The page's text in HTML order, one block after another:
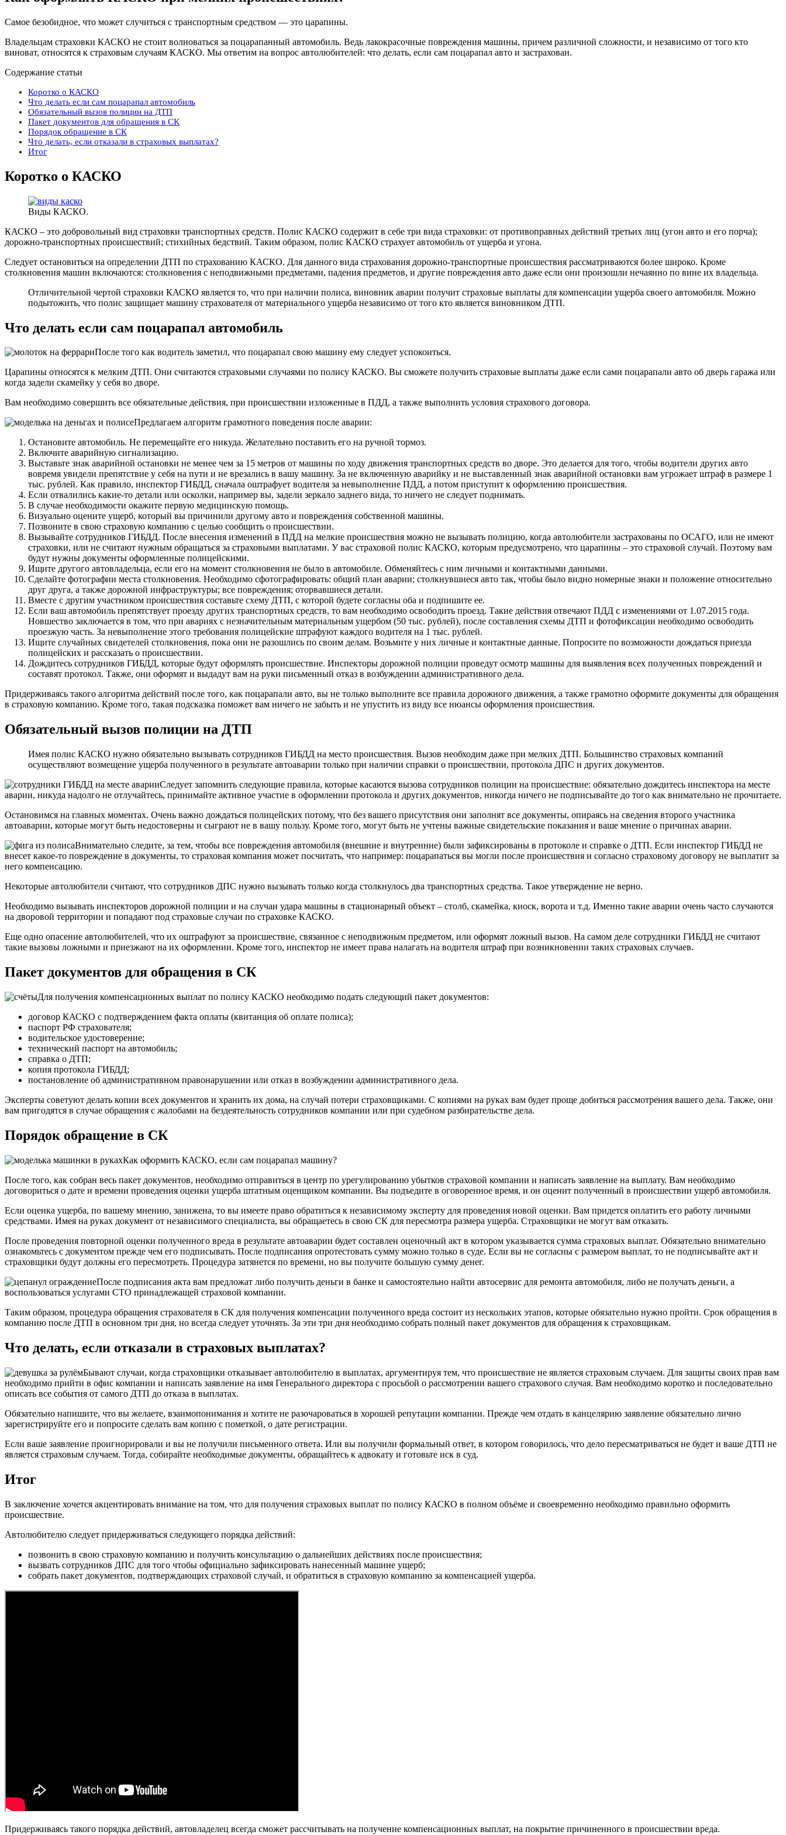
Самое безобидное, что может случиться с транспортным средством — это царапины.
Владельцам страховки КАСКО не стоит волноваться за поцарапанный автомобиль. Ведь лакокрасочные повреждения машины, причем различной сложности, и независимо от того кто
виноват, относятся к страховым случаям КАСКО. Мы ответим на вопрос автолюбителей: что делать, если сам поцарапал авто и застрахован.
Содержание статьи
Коротко о КАСКО
Что делать если сам поцарапал автомобиль
Обязательный вызов полиции на ДТП
Пакет документов для обращения в СК
Порядок обращение в СК
Что делать, если отказали в страховых выплатах?
Итог
Коротко о КАСКО
Виды КАСКО.
КАСКО – это добровольный вид страховки транспортных средств. Полис КАСКО содержит в себе три вида страховки: от противоправных действий третьих лиц (угон авто и его порча);
дорожно-транспортных происшествий; стихийных бедствий. Таким образом, полис КАСКО страхует автомобиль от ущерба и угона.
Следует остановиться на определении ДТП по страхованию КАСКО. Для данного вида страхования дорожно-транспортные происшествия рассматриваются более широко. Кроме
столкновения машин включаются: столкновения с неподвижными предметами, падения предметов, и другие повреждения авто даже если они произошли нечаянно по вине их владельца.
Отличительной чертой страховки КАСКО является то, что при наличии полиса, виновник аварии получит страховые выплаты для компенсации ущерба своего автомобиля. Можно
подытожить, что полис защищает машину страхователя от материального ущерба независимо от того кто является виновником ДТП.
Что делать если сам поцарапал автомобиль
После того как водитель заметил, что поцарапал свою машину ему следует успокоиться.
Царапины относятся к мелким ДТП. Они считаются страховыми случаями по полису КАСКО. Вы сможете получить страховые выплаты даже если сами поцарапали авто об дверь гаража или
когда задели скамейку у себя во дворе.
Вам необходимо совершить все обязательные действия, при происшествии изложенные в ПДД, а также выполнить условия страхового договора.
Предлагаем алгоритм грамотного поведения после аварии:
Остановите автомобиль. Не перемещайте его никуда. Желательно поставить его на ручной тормоз.
Включите аварийную сигнализацию.
Выставьте знак аварийной остановки не менее чем за 15 метров от машины по ходу движения транспортных средств во дворе. Это делается для того, чтобы водители других авто
вовремя увидели препятствие у себя на пути и не врезались в вашу машину. За не включенную аварийку и не выставленный знак аварийной остановки вам угрожает штраф в размере 1
тыс. рублей. Как правило, инспектор ГИБДД, сначала оштрафует водителя за невыполнение ПДД, а потом приступит к оформлению происшествия.
Если отвалились какие-то детали или осколки, например вы, задели зеркало заднего вида, то ничего не следует поднимать.
В случае необходимости окажите первую медицинскую помощь.
Визуально оцените ущерб, который вы причинили другому авто и повреждения собственной машины.
Позвоните в свою страховую компанию с целью сообщить о происшествии.
Вызывайте сотрудников ГИБДД. После внесения изменений в ПДД на мелкие происшествия можно не вызывать полицию, когда автолюбители застрахованы по ОСАГО, или не имеют
страховки, или не считают нужным обращаться за страховыми выплатами. У вас страховой полис КАСКО, которым предусмотрено, что царапины – это страховой случай. Поэтому вам
будут нужны документы оформленные полицейскими.
Ищите другого автовладельца, если его на момент столкновения не было в автомобиле. Обменяйтесь с ним личными и контактными данными.
Сделайте фотографии места столкновения. Необходимо сфотографировать: общий план аварии; столкнувшиеся авто так, чтобы было видно номерные знаки и положение относительно
друг друга, а также дорожной инфраструктуры; все повреждения; оторвавшиеся детали.
Вместе с другим участником происшествия составьте схему ДТП, с которой будете согласны оба и подпишите ее.
Если ваш автомобиль препятствует проезду других транспортных средств, то вам необходимо освободить проезд. Такие действия отвечают ПДД с изменениями от 1.07.2015 года.
Новшество заключается в том, что при авариях с незначительным материальным ущербом (50 тыс. рублей), после составления схемы ДТП и фотофиксации необходимо освободить
проезжую часть. За невыполнение этого требования полицейские штрафуют каждого водителя на 1 тыс. рублей.
Ищите случайных свидетелей столкновения, пока они не разошлись по своим делам. Возьмите у них личные и контактные данные. Попросите по возможности дождаться приезда
полицейских и рассказать о происшествии.
Дождитесь сотрудников ГИБДД, которые будут оформлять происшествие. Инспекторы дорожной полиции проведут осмотр машины для выявления всех полученных повреждений и
составят протокол. Также, они оформят и выдадут вам на руки письменный отказ в возбуждении административного дела.
Придерживаясь такого алгоритма действий после того, как поцарапали авто, вы не только выполните все правила дорожного движения, а также грамотно оформите документы для обращения
в страховую компанию. Кроме того, такая подсказка поможет вам ничего не забыть и не упустить из виду все нюансы оформления происшествия.
Обязательный вызов полиции на ДТП
Имея полис КАСКО нужно обязательно вызывать сотрудников ГИБДД на место происшествия. Вызов необходим даже при мелких ДТП. Большинство страховых компаний
осуществляют возмещение ущерба полученного в результате автоаварии только при наличии справки о происшествии, протокола ДПС и других документов.
Следует запомнить следующие правила, которые касаются вызова сотрудников полиции на происшествие: обязательно дождитесь инспектора на месте
аварии, никуда надолго не отлучайтесь, принимайте активное участие в оформлении протокола и других документов, никогда ничего не подписывайте до того как внимательно не прочитаете.
Остановимся на главных моментах. Очень важно дождаться полицейских потому, что без вашего присутствия они заполнят все документы, опираясь на сведения второго участника
автоаварии, которые могут быть недостоверны и сыграют не в вашу пользу. Кроме того, могут быть не учтены важные свидетельские показания и ваше мнение о причинах аварии.
Внимательно следите, за тем, чтобы все повреждения автомобиля (внешние и внутренние) были зафиксированы в протоколе и справке о ДТП. Если инспектор ГИБДД не
внесет какое-то повреждение в документы, то страховая компания может посчитать, что например: поцарапаться вы могли после происшествия и согласно страховому договору не выплатит за
него компенсацию.
Некоторые автолюбители считают, что сотрудников ДПС нужно вызывать только когда столкнулось два транспортных средства. Такое утверждение не верно.
Необходимо вызывать инспекторов дорожной полиции и на случаи удара машины в стационарный объект – столб, скамейка, киоск, ворота и т.д. Именно такие аварии очень часто случаются
на дворовой территории и попадают под страховые случаи по страховке КАСКО.
Еще одно опасение автолюбителей, что их оштрафуют за происшествие, связанное с неподвижным предметом, или оформят ложный вызов. На самом деле сотрудники ГИБДД не считают
такие вызовы ложными и приезжают на их оформлении. Кроме того, инспектор не имеет права налагать на водителя штраф при возникновении таких страховых случаев.
Пакет документов для обращения в СК
Для получения компенсационных выплат по полису КАСКО необходимо подать следующий пакет документов:
договор КАСКО с подтверждением факта оплаты (квитанция об оплате полиса);
паспорт РФ страхователя;
водительское удостоверение;
технический паспорт на автомобиль;
справка о ДТП;
копия протокола ГИБДД;
постановление об административном правонарушении или отказ в возбуждении административного дела.
Эксперты советуют делать копии всех документов и хранить их дома, на случай потери страховщиками. С копиями на руках вам будет проще добиться рассмотрения вашего дела. Также, они
вам пригодятся в случае обращения с жалобами на бездеятельность сотрудников компании или при судебном разбирательстве дела.
Порядок обращение в СК
Как оформить КАСКО, если сам поцарапал машину?
После того, как собран весь пакет документов, необходимо отправиться в центр по урегулированию убытков страховой компании и написать заявление на выплату. Вам необходимо
договориться о дате и времени проведения оценки ущерба штатным оценщиком компании. Вы подъедите в оговоренное время, и он оценит полученный в происшествии ущерб автомобиля.
Если оценка ущерба, по вашему мнению, занижена, то вы имеете право обратиться к независимому эксперту для проведения новой оценки. Вам придется оплатить его работу личными
средствами. Имея на руках документ от независимого специалиста, вы обращаетесь в свою СК для пересмотра размера ущерба. Страховщики не могут вам отказать.
После проведения повторной оценки полученного вреда в результате автоаварии будет составлен оценочный акт в котором указывается сумма страховых выплат. Обязательно внимательно
ознакомьтесь с документом прежде чем его подписывать. После подписания опротестовать сумму можно только в суде. Если вы не согласны с размером выплат, то не подписывайте акт и
страховщики будут должны его пересмотреть. Процедура затянется по времени, но вы получите большую сумму денег.
После подписания акта вам предложат либо получить деньги в банке и самостоятельно найти автосервис для ремонта автомобиля, либо не получать деньги, а
воспользоваться услугами СТО принадлежащей страховой компании.
Таким образом, процедура обращения страхователя в СК для получения компенсации полученного вреда состоит из нескольких этапов, которые обязательно нужно пройти. Срок обращения в
компанию после ДТП в основном три дня, но всегда следует уточнять. За эти три дня необходимо собрать полный пакет документов для обращения к страховщикам.
Что делать, если отказали в страховых выплатах?
Бывают случаи, когда страховщики отказывает автолюбителю в выплатах, аргументируя тем, что происшествие не является страховым случаем. Для защиты своих прав вам
необходимо прийти в офис компании и написать заявление на имя Генерального директора с просьбой о рассмотрении вашего страхового случая. Вам необходимо коротко и последовательно
описать все события от самого ДТП до отказа в выплатах.
Обязательно напишите, что вы желаете, взаимопонимания и хотите не разочароваться в хорошей репутации компании. Прежде чем отдать в канцелярию заявление обязательно лично
зарегистрируйте его и попросите сделать вам копию с пометкой, о дате регистрации.
Если ваше заявление проигнорировали и вы не получили письменного ответа. Или вы получили формальный ответ, в котором говорилось, что дело пересматриваться не будет и ваше ДТП не
является страховым случаем. Тогда, собирайте необходимые документы, обращайтесь к адвокату и готовьте иск в суд.
Итог
В заключение хочется акцентировать внимание на том, что для получения страховых выплат по полису КАСКО в полном объёме и своевременно необходимо правильно оформить
происшествие.
Автолюбителю следует придерживаться следующего порядка действий:
позвонить в свою страховую компанию и получить консультацию о дальнейших действиях после происшествия;
вызвать сотрудников ДПС для того чтобы официально зафиксировать нанесенный машине ущерб;
собрать пакет документов, подтверждающих страховой случай, и обратиться в страховую компанию за компенсацией ущерба.
Придерживаясь такого порядка действий, автовладелец всегда сможет рассчитывать на получение компенсационных выплат, на покрытие причиненного в происшествии вреда.